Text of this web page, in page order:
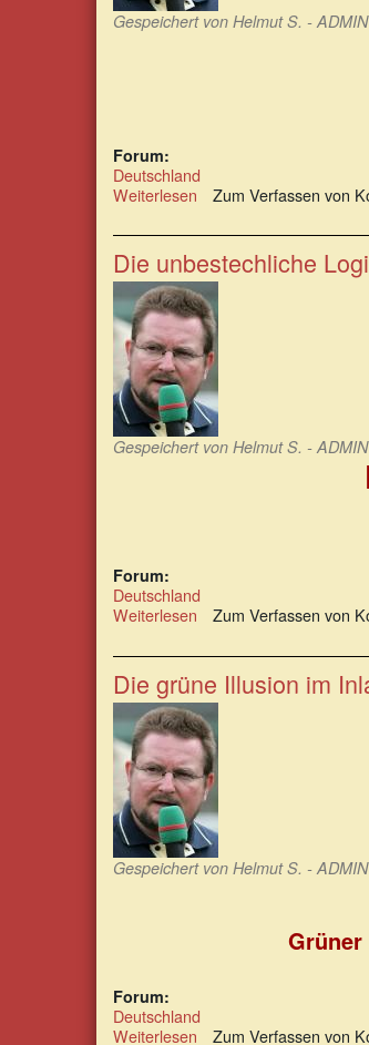
Gespeichert von Helmut S. - ADMIN
Forum:
Deutschland
Weiterlesen über
Tsunamis
werden
immer
wahrscheinlicher
Zum Verfassen von
Die unbestechliche
Gespeichert von Helmut S. - ADMIN
Forum:
Deutschland
Weiterlesen über
unbestechliche
Logik
des
Wirtschaftsministers
Zum Verfassen von
Die grüne Illusion im
Gespeichert von Helmut S. - ADMIN
Forum:
Deutschland
Weiterlesen über
Zum Verfassen von